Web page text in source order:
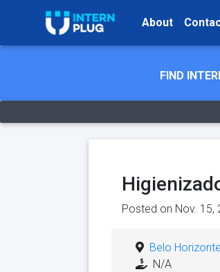
About
FIND
Posted on Nov. 15,
Belo Horizonte
N/A